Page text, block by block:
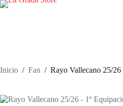
Saltar
Inicio / Fan / Rayo Vallecano 25/26